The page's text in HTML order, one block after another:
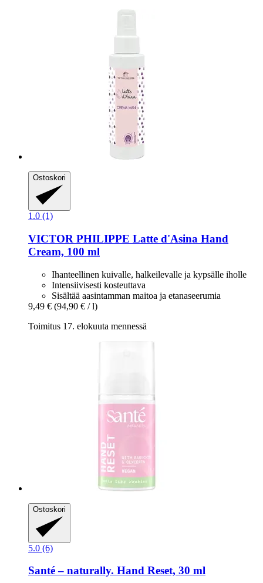
Ostoskori
1.0 (1)
VICTOR PHILIPPE Latte d'Asina Hand
Cream, 100 ml
Ihanteellinen kuivalle, halkeilevalle ja kypsälle iholle
Intensiivisesti kosteuttava
Sisältää aasintamman maitoa ja etanaseerumia
9,49 € (94,90 € / l)
Toimitus 17. elokuuta mennessä
Ostoskori
5.0 (6)
Santé – naturally. Hand Reset, 30 ml